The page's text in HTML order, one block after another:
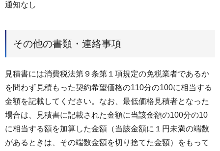
通知なし
その他の書類・連絡事項
見積書には消費税法第９条第１項規定の免税業者であるか
を問わず見積もった契約希望価格の110分の100に相当する
金額を記載してください。なお、最低価格見積者となった
場合は、見積書に記載された金額に当該金額の100分の10
に相当する額を加算した金額（当該金額に１円未満の端数
があるときは、その端数金額を切り捨てた金額）をもって